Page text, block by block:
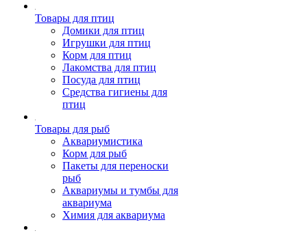
Товары для птиц
Домики для птиц
Игрушки для птиц
Корм для птиц
Лакомства для птиц
Посуда для птиц
Средства гигиены для
птиц
Товары для рыб
Аквариумистика
Корм для рыб
Пакеты для переноски
рыб
Аквариумы и тумбы для
аквариума
Химия для аквариума